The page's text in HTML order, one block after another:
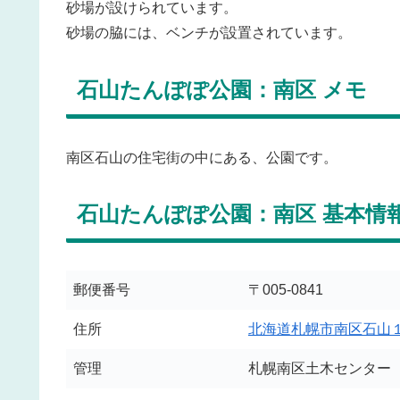
砂場が設けられています。
砂場の脇には、ベンチが設置されています。
石山たんぽぽ公園：南区 メモ
南区石山の住宅街の中にある、公園です。
石山たんぽぽ公園：南区 基本情
郵便番号 〒005-0841
住所 北海道札幌市南区石山
管理 札幌南区土木センター